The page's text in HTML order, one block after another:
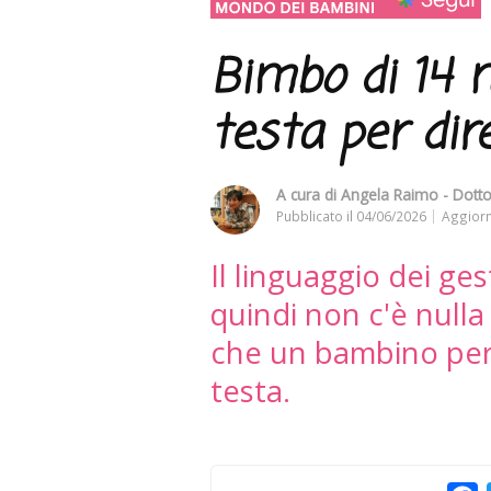
Bimbo di 14
testa per
A cura di Angela Raimo -
Pubblicato il 04/06/2026
Il linguaggio dei
quindi non c'è
che un bambino
testa.